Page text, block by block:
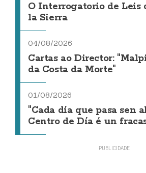
O Interrogatorio de Leis
la Sierra
04/08/2026
Cartas ao Director:
da Costa da Morte"
01/08/2026
"Cada día que pasa sen
Centro de Día é un